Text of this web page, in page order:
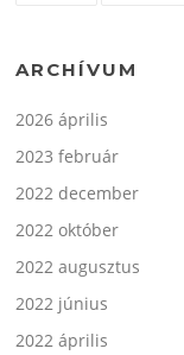
ARCHÍVUM
2026 április
2023 február
2022 december
2022 október
2022 augusztus
2022 június
2022 április